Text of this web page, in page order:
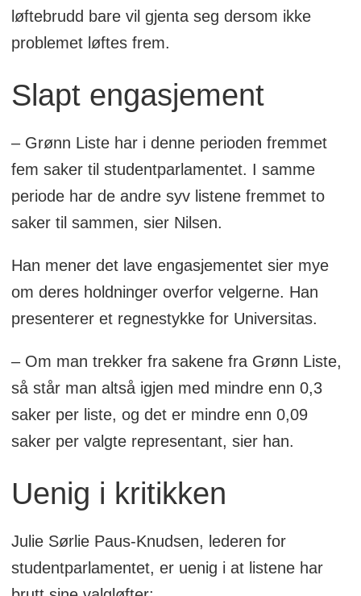
løftebrudd bare vil gjenta seg dersom ikke
problemet løftes frem.
Slapt engasjement
– Grønn Liste har i denne perioden fremmet
fem saker til studentparlamentet. I samme
periode har de andre syv listene fremmet to
saker til sammen, sier Nilsen.
Han mener det lave engasjementet sier mye
om deres holdninger overfor velgerne. Han
presenterer et regnestykke for Universitas.
– Om man trekker fra sakene fra Grønn Liste,
så står man altså igjen med mindre enn 0,3
saker per liste, og det er mindre enn 0,09
saker per valgte representant, sier han.
Uenig i kritikken
Julie Sørlie Paus-Knudsen, lederen for
studentparlamentet, er uenig i at listene har